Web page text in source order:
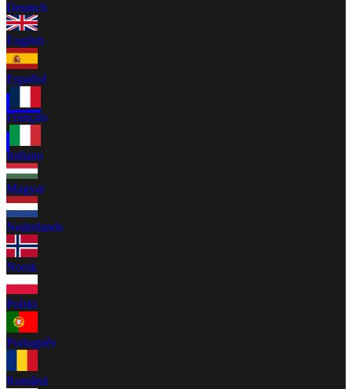
Deutsch
English
Español
Français
Italiano
Magyar
Nederlands
Norsk
Polski
Português
Română